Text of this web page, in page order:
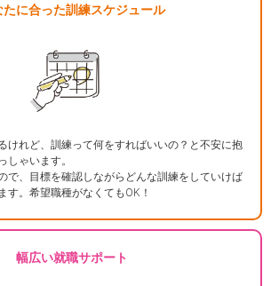
たに合った訓練スケジュール
けれど、訓練って何をすればいいの？と不安に抱
しゃいます。
で、目標を確認しながらどんな訓練をしていけば
す。希望職種がなくてもOK！
幅広い就職サポート